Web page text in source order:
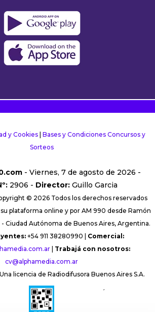
y Cookies| Bases y Condiciones Concursos y
Sorteos
- Viernes, 7 de agosto de 2026 -
2906 - Director:Guillo Garcia
© 2026 Todos los derechos reservados
plataforma online y por AM 990 desde Ramón
- Ciudad Autónoma de Buenos Aires, Argentina.
+54 911 38280990 | Comercial:
| Trabajá con nosotros:
cv@alphamedia.com.ar
licencia de Radiodifusora Buenos Aires S.A.
´